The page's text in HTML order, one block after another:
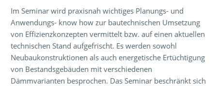
Im Seminar wird praxisnah wichtiges Planungs- und
Anwendungs- know how zur bautechnischen Umsetzung
von Effizienzkonzepten vermittelt bzw. auf einen aktuellen
technischen Stand aufgefrischt. Es werden sowohl
Neubaukonstruktionen als auch energetische Ertüchtigung
von Bestandsgebäuden mit verschiedenen
Dämmvarianten besprochen. Das Seminar beschränkt sich